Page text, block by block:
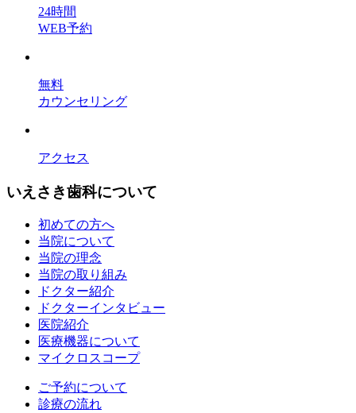
24時間
WEB予約
無料
カウンセリング
アクセス
いえさき歯科について
初めての方へ
当院について
当院の理念
当院の取り組み
ドクター紹介
ドクターインタビュー
医院紹介
医療機器について
マイクロスコープ
ご予約について
診療の流れ